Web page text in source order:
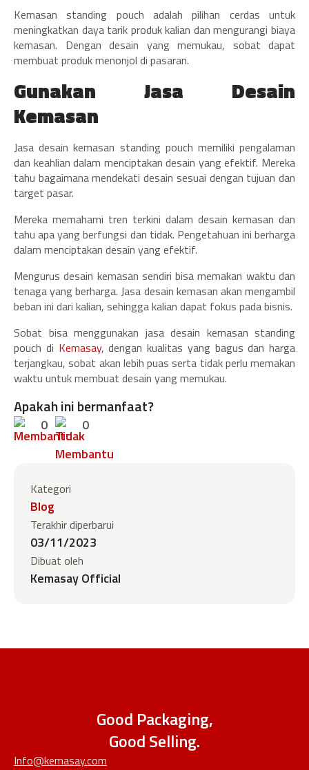
Kemasan standing pouch adalah pilihan cerdas untuk
meningkatkan daya tarik produk kalian dan mengurangi biaya
kemasan. Dengan desain yang memukau, sobat dapat
membuat produk menonjol di pasaran.
Gunakan Jasa Desain
Kemasan
Jasa desain kemasan standing pouch memiliki pengalaman
dan keahlian dalam menciptakan desain yang efektif. Mereka
tahu bagaimana mendekati desain sesuai dengan tujuan dan
target pasar.
Mereka memahami tren terkini dalam desain kemasan dan
tahu apa yang berfungsi dan tidak. Pengetahuan ini berharga
dalam menciptakan desain yang efektif.
Mengurus desain kemasan sendiri bisa memakan waktu dan
tenaga yang berharga. Jasa desain kemasan akan mengambil
beban ini dari kalian, sehingga kalian dapat fokus pada bisnis.
Sobat bisa menggunakan jasa desain kemasan standing
pouch di Kemasay, dengan kualitas yang bagus dan harga
terjangkau, sobat akan lebih puas serta tidak perlu memakan
waktu untuk membuat desain yang memukau.
Apakah ini bermanfaat?
0 0
Kategori
Blog
Terakhir diperbarui
03/11/2023
Dibuat oleh
Kemasay Official
Good Packaging,
Good Selling.
Info@kemasay.com